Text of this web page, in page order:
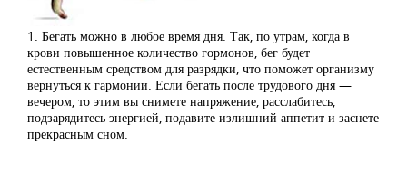
1. Бегать можно в любое время дня. Так, по утрам, когда в
крови повышенное количество гормонов, бег будет
естественным средством для разрядки, что поможет организму
вернуться к гармонии. Если бегать после трудового дня —
вечером, то этим вы снимете напряжение, расслабитесь,
подзарядитесь энергией, подавите излишний аппетит и заснете
прекрасным сном.